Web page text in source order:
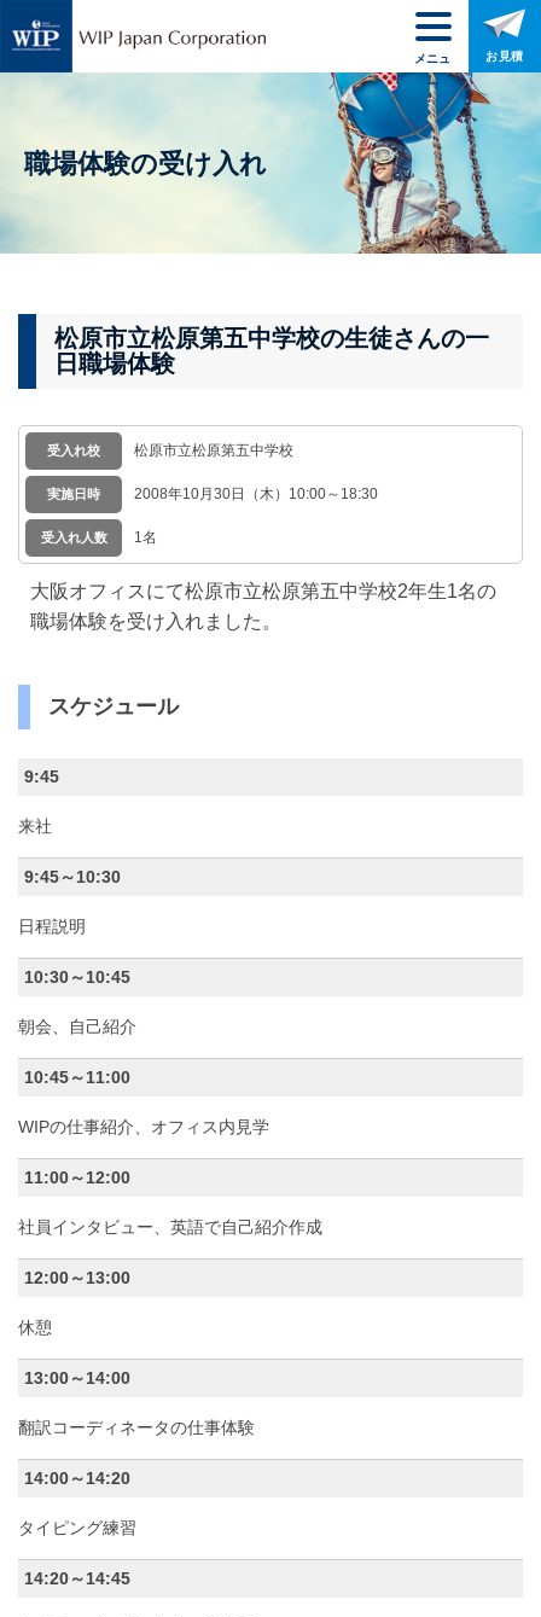
職場体験の受け入れ
松原市立松原第五中学校の生徒さんの一
日職場体験
受入れ校 松原市立松原第五中学校
実施日時 2008年10月30日（木）10:00～18:30
受入れ人数 1名
大阪オフィスにて松原市立松原第五中学校2年生1名の
職場体験を受け入れました。
スケジュール
9:45
来社
9:45～10:30
日程説明
10:30～10:45
朝会、自己紹介
10:45～11:00
WIPの仕事紹介、オフィス内見学
11:00～12:00
社員インタビュー、英語で自己紹介作成
12:00～13:00
休憩
13:00～14:00
翻訳コーディネータの仕事体験
14:00～14:20
タイピング練習
14:20～14:45
メニュ
ー
お見積